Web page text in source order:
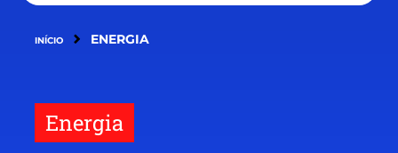
INÍCIO ENERGIA
Energia